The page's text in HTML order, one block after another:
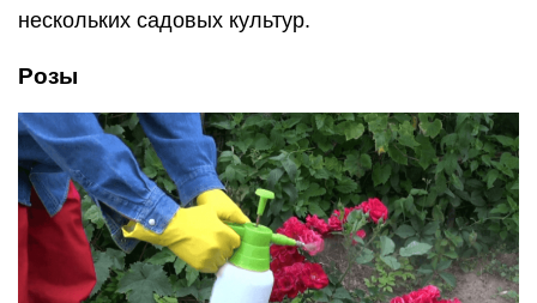
нескольких садовых культур.
Розы